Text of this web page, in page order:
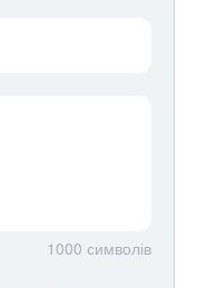
1000 символів